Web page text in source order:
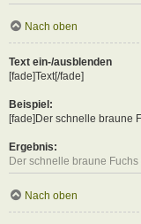
Nach oben
Text ein-/ausblenden
[fade]Text[/fade]
Beispiel:
[fade]Der schnelle braune
Ergebnis:
Der schnelle braune
Nach oben